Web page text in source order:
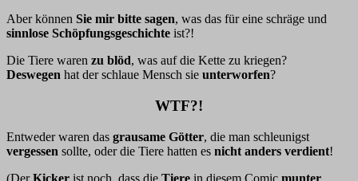
Aber können Sie mir bitte sagen, was das für eine schräge und
sinnlose Schöpfungsgeschichte ist?!
Die Tiere waren zu blöd, was auf die Kette zu kriegen?
Deswegen hat der schlaue Mensch sie unterworfen?
WTF?!
Entweder waren das grausame Götter, die man schleunigst
vergessen sollte, oder die Tiere hatten es nicht anders verdient!
(DerKicker ist noch, dass die Tiere in diesem Comic munter